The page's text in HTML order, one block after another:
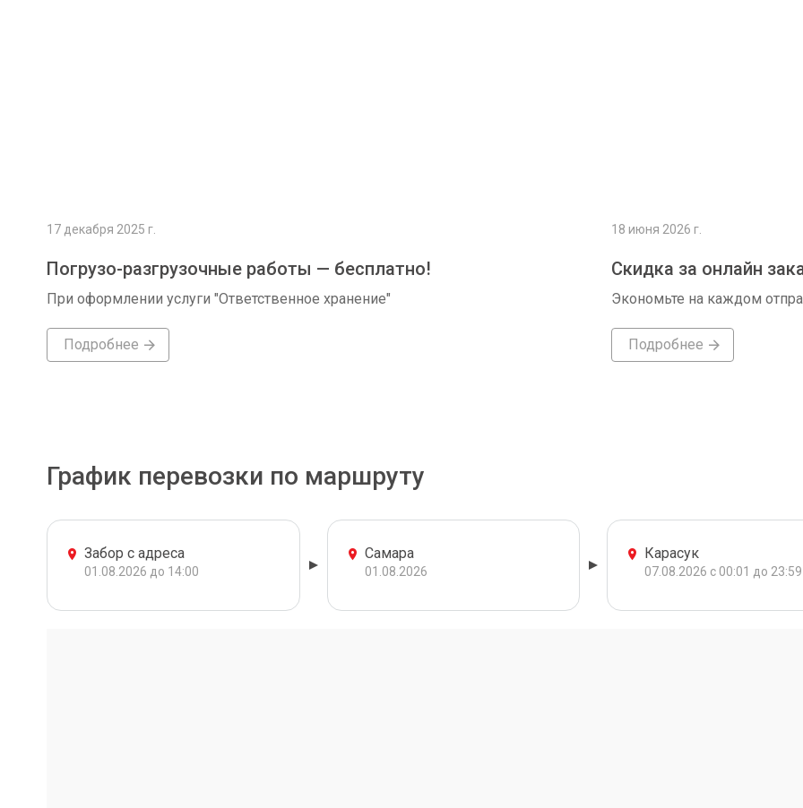
17 декабря 2025 г.
Погрузо-разгрузочные работы — бесплатно!
При оформлении услуги "Ответственное хранение"
Подробнее
18 июня 2026 г.
Скидка за онлайн
Экономьте на каждом
Подробнее
График перевозки по маршруту
Забор с адреса
01.08.2026 до 14:00
Самара
01.08.2026
Карасук
07.08.2026 с 00:01 до 23:59